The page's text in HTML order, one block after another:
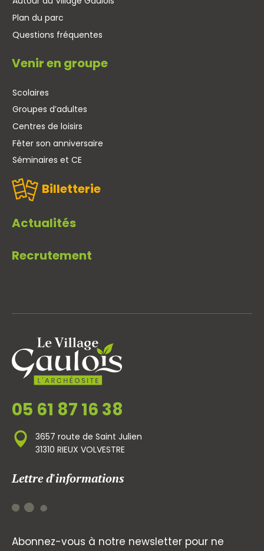
Plan du parc
Questions fréquentes
Venir en groupe
Scolaires
Groupes d’adultes
Centres de loisirs
Fêter son anniversaire
Séminaires et CE
Billetterie
Actualités
Recrutement
05 61 87 16 38
3657 route de Saint Julien
31310 RIEUX VOLVESTRE
Lettre d'informations
Abonnez-vous à notre newsletter pour ne